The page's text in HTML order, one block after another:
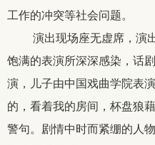
工作的冲突等社会问题。
演出现场座无虚席，演
饱满的表演所深深感染，话
演，儿子由中国戏曲学院表
的，看着我的房间，杯盘狼藉
警句。剧情中时而紧绷的人